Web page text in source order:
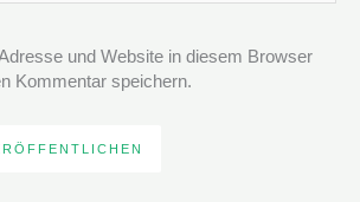
und Website in diesem Browser
Kommentar speichern.